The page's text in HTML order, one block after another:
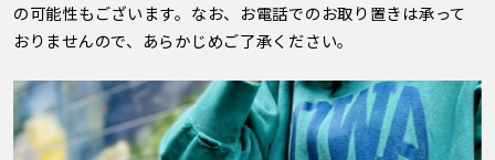
の可能性もございます。なお、お電話でのお取り置きは承って
おりませんので、あらかじめご了承ください。